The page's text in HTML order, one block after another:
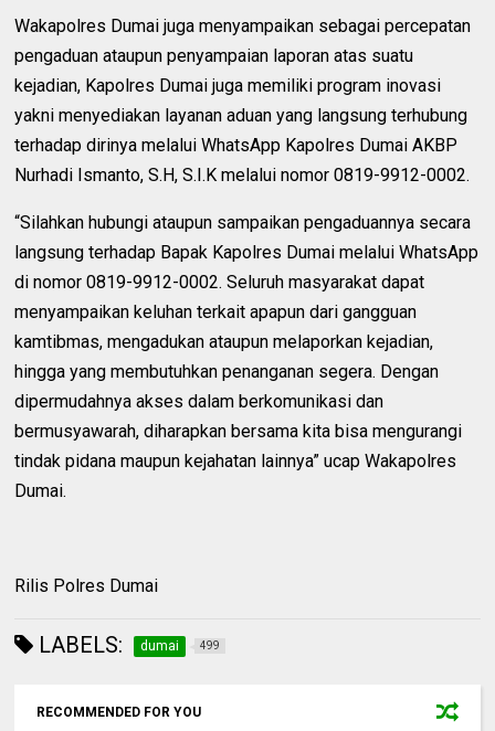
Wakapolres Dumai juga menyampaikan sebagai percepatan
pengaduan ataupun penyampaian laporan atas suatu
kejadian, Kapolres Dumai juga memiliki program inovasi
yakni menyediakan layanan aduan yang langsung terhubung
terhadap dirinya melalui WhatsApp Kapolres Dumai AKBP
Nurhadi Ismanto, S.H, S.I.K melalui nomor 0819-9912-0002.
“Silahkan hubungi ataupun sampaikan pengaduannya secara
langsung terhadap Bapak Kapolres Dumai melalui WhatsApp
di nomor 0819-9912-0002. Seluruh masyarakat dapat
menyampaikan keluhan terkait apapun dari gangguan
kamtibmas, mengadukan ataupun melaporkan kejadian,
hingga yang membutuhkan penanganan segera. Dengan
dipermudahnya akses dalam berkomunikasi dan
bermusyawarah, diharapkan bersama kita bisa mengurangi
tindak pidana maupun kejahatan lainnya” ucap Wakapolres
Dumai.
Rilis Polres Dumai
LABELS: dumai 499
RECOMMENDED FOR YOU